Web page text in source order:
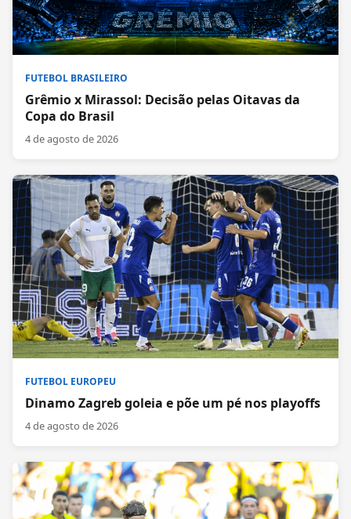
FUTEBOL BRASILEIRO
Grêmio x Mirassol: Decisão pelas Oitavas da
Copa do Brasil
4 de agosto de 2026
FUTEBOL EUROPEU
Dinamo Zagreb goleia e põe um pé nos playoffs
4 de agosto de 2026